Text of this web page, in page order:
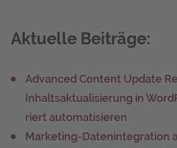
Aktu­el­le Beiträge:
Advan­ced Con­tent Update
Inhalts­ak­tua­li­sie­rung in
riert automatisieren
Mar­ke­ting-Daten­in­te­gra­ti­on